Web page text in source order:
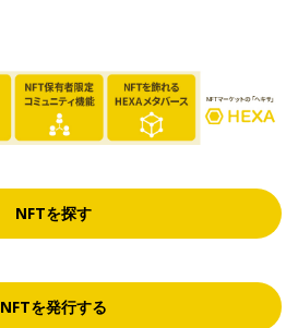
NFTを探す
NFTを発行する